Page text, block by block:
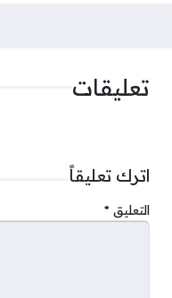
تعليقات
اترك تعليقاً
التعليق *